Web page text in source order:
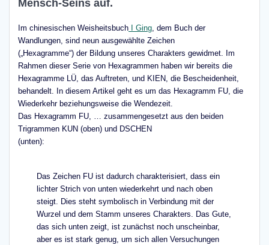
Mensch-Seins auf.
Im chinesischen Weisheitsbuch I Ging, dem Buch der
Wandlungen, sind neun ausgewählte Zeichen
(„Hexagramme“) der Bildung unseres Charakters gewidmet. Im
Rahmen dieser Serie von Hexagrammen haben wir bereits die
Hexagramme LÜ, das Auftreten, und KIEN, die Bescheidenheit,
behandelt. In diesem Artikel geht es um das Hexagramm FU, die
Wiederkehr beziehungsweise die Wendezeit.
Das Hexagramm FU, … zusammengesetzt aus den beiden
Trigrammen KUN (oben) und DSCHEN
(unten):
Das Zeichen FU ist dadurch charakterisiert, dass ein
lichter Strich von unten wiederkehrt und nach oben
steigt. Dies steht symbolisch in Verbindung mit der
Wurzel und dem Stamm unseres Charakters. Das Gute,
das sich unten zeigt, ist zunächst noch unscheinbar,
aber es ist stark genug, um sich allen Versuchungen